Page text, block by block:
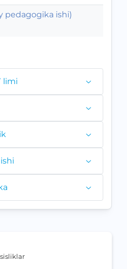
pedagogika ishi)
ishi